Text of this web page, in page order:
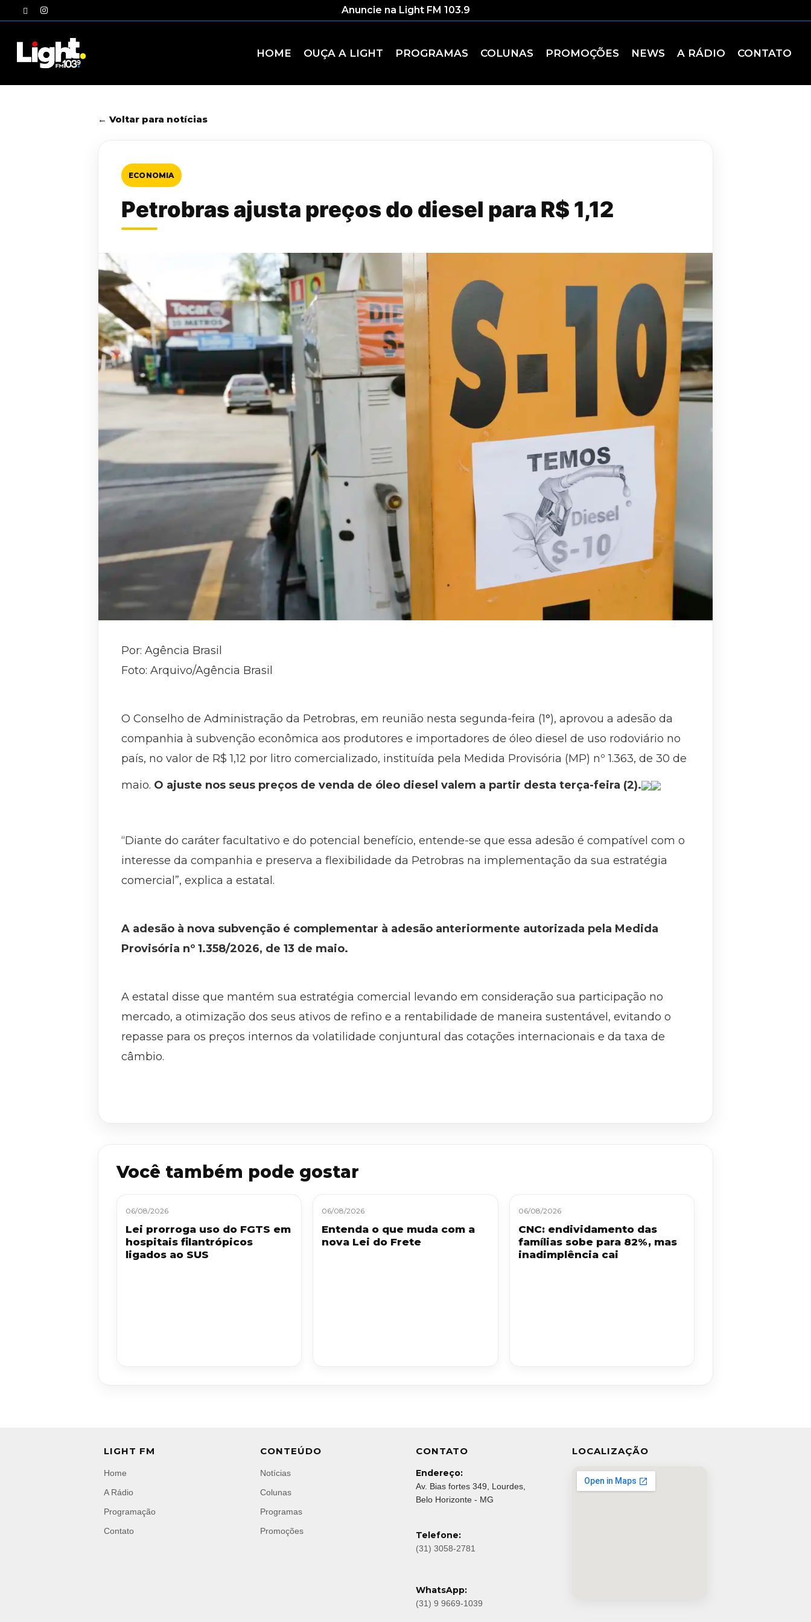
to
twitterinstagram Anuncie na Light FM 103.9
HOME OUÇA A LIGHT PROGRAMAS COLUNAS PROMOÇÕES NEWS A RÁDIO CONTATO
← Voltar para notícias
ECONOMIA
Petrobras ajusta preços do diesel para R$ 1,12
Por: Agência Brasil
Foto: Arquivo/Agência Brasil
O Conselho de Administração da Petrobras, em reunião nesta segunda-feira (1°), aprovou a adesão da
companhia à subvenção econômica aos produtores e importadores de óleo diesel de uso rodoviário no
país, no valor de R$ 1,12 por litro comercializado, instituída pela Medida Provisória (MP) nº 1.363, de 30 de
maio. O ajuste nos seus preços de venda de óleo diesel valem a partir desta terça-feira (2).
“Diante do caráter facultativo e do potencial benefício, entende-se que essa adesão é compatível com o
interesse da companhia e preserva a flexibilidade da Petrobras na implementação da sua estratégia
comercial”, explica a estatal.
A adesão à nova subvenção é complementar à adesão anteriormente autorizada pela Medida
Provisória nº 1.358/2026, de 13 de maio.
A estatal disse que mantém sua estratégia comercial levando em consideração sua participação no
mercado, a otimização dos seus ativos de refino e a rentabilidade de maneira sustentável, evitando o
repasse para os preços internos da volatilidade conjuntural das cotações internacionais e da taxa de
câmbio.
Você também pode gostar
06/08/2026
Lei prorroga uso do FGTS em
hospitais filantrópicos
ligados ao SUS
06/08/2026
Entenda o que muda com a
nova Lei do Frete
06/08/2026
CNC: endividamento das
famílias sobe para 82%, mas
inadimplência cai
LIGHT FM
Home
A Rádio
Programação
Contato
CONTEÚDO
Notícias
Colunas
Programas
Promoções
CONTATO
Endereço:
Av. Bias fortes 349, Lourdes,
Belo Horizonte - MG
Telefone:
(31) 3058-2781
WhatsApp:
(31) 9 9669-1039
LOCALIZAÇÃO